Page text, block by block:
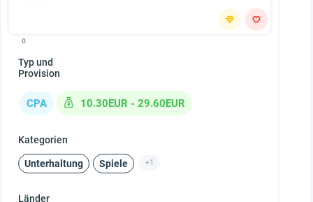
0
Typ und
Provision
CPA 10.30EUR - 29.60EUR
Kategorien
Unterhaltung Spiele +1
Länder